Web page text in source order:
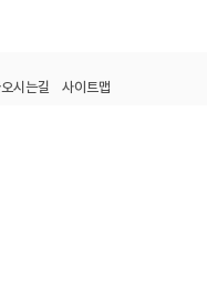
시는길 사이트맵